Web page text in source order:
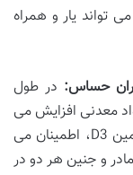
تواند یار و همراه
حساس: در طول
معدنی افزایش می
یابد. یولیک د با تامین فولیک اسید، ید و ویتامین D3، اطمینان می
و جنین هر دو در